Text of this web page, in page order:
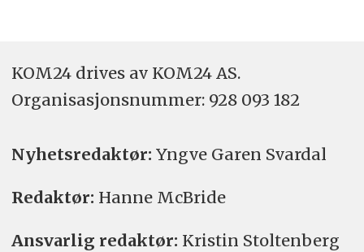
KOM24 drives av KOM24 AS.
Organisasjons­nummer: 928 093 182
Nyhetsredaktør: Yngve Garen Svardal
Redaktør: Hanne McBride
Ansvarlig redaktør: Kristin Stoltenberg